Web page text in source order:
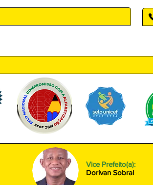
Vice Prefeito(a):
Dorivan Sobral